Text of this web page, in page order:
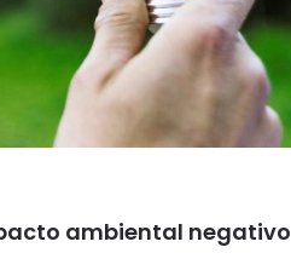
ambiental negativo